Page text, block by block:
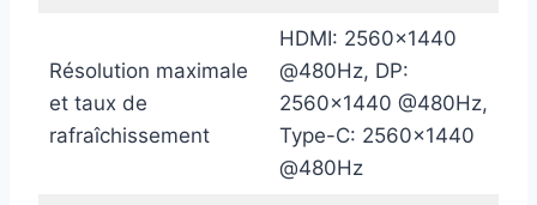
Résolution maximale
et taux de
rafraîchissement
HDMI: 2560×1440
@480Hz, DP:
2560×1440 @480Hz,
Type-C: 2560×1440
@480Hz